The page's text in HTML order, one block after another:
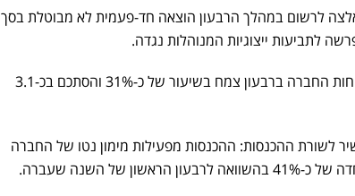
לרשום במהלך הרבעון הוצאה חד-פעמית לא מבוטלת בסך
במקביל, היקף ההלוואות הכולל שהועמד ללקוחות החברה ברבעון צמח בשיעור של כ-31% והסתכם בכ-3.1
לשורת ההכנסות: ההכנסות מפעילות מימון נטו של החברה